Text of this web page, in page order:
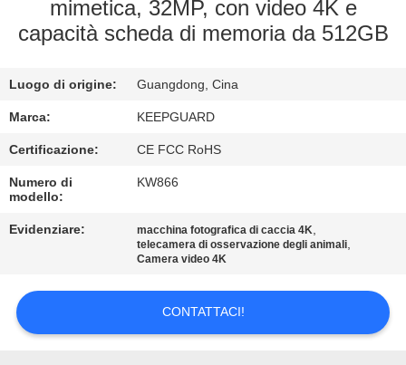
ALLA
FABBRICA
CONTROLLO
DELLA
QUALITÀ
CONTATTACI
CHIEDI
mimetica, 32MP, con video 4K e
capacità scheda di memoria da 512GB
Luogo di origine: Guangdong, Cina
Marca: KEEPGUARD
Certificazione: CE FCC RoHS
Numero di
modello:
KW866
Evidenziare: macchina fotografica di caccia 4K,
telecamera di osservazione degli animali,
Camera video 4K
CONTATTACI!